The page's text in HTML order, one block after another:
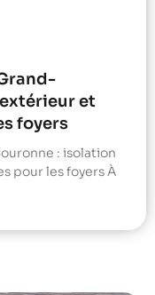
et
foyers
: isolation
pour les foyers À